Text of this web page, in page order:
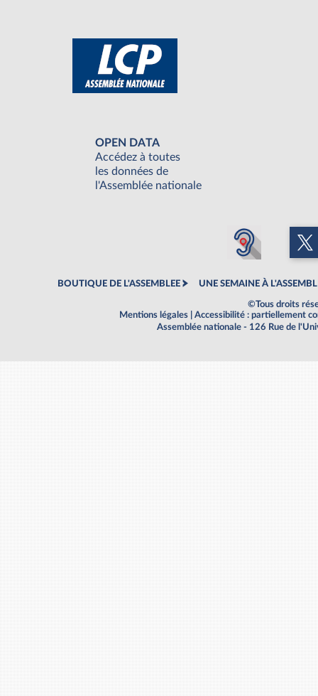
OPEN DATA
Accédez à toutes
les données de
l'Assemblée nationale
BOUTIQUE DE L'ASSEMBLEE UNE SEMAINE À
©Tous droits
Mentions légales
Accessibilité : partiellement
Assemblée nationale - 126 Rue de